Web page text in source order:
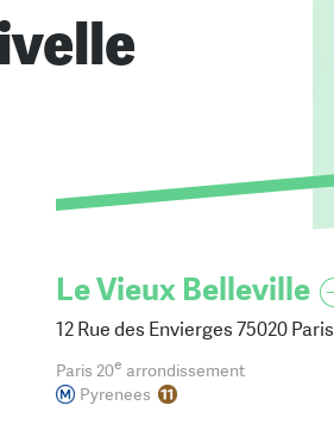
Le Vieux Belleville
12 Rue des Envierges 75020 Paris
Paris 20e arrondissement
Pyrenees